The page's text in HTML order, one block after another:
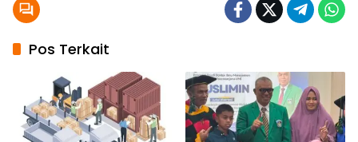
Pos Terkait